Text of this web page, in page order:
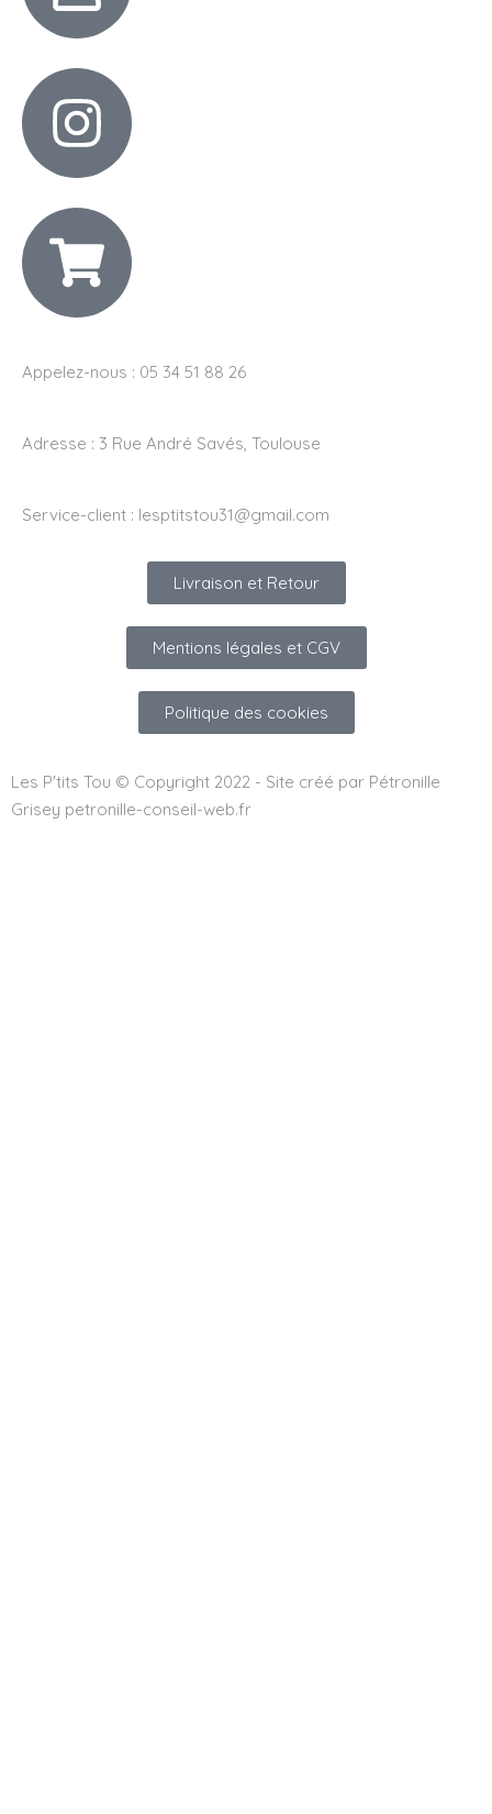
Appelez-nous : 05 34 51 88 26
Adresse : 3 Rue André Savés, Toulouse
Service-client : lesptitstou31@gmail.com
Livraison et Retour
Mentions légales et CGV
Politique des cookies
Les P'tits Tou © Copyright 2022 - Site créé par Pétronille
Grisey petronille-conseil-web.fr